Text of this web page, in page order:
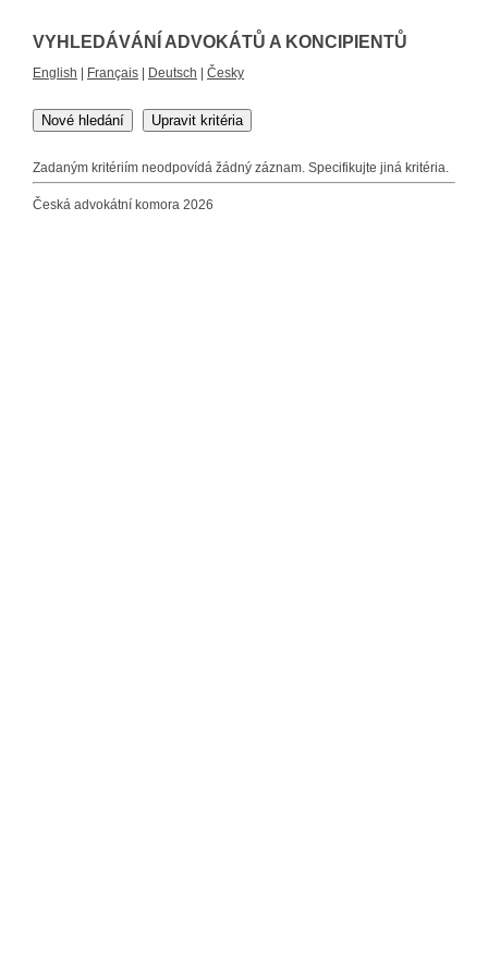
VYHLEDÁVÁNÍ ADVOKÁTŮ A KONCIPIENTŮ
English Français Deutsch Česky
Nové hledání Upravit kritéria
Zadaným kritériím neodpovídá žádný záznam. Specifikujte jiná kritéria.
Česká advokátní komora 2026